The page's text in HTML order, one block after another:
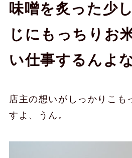
味噌を炙った少
じにもっちりお
い仕事するんよな
店主の想いがしっかりこも
すよ、うん。